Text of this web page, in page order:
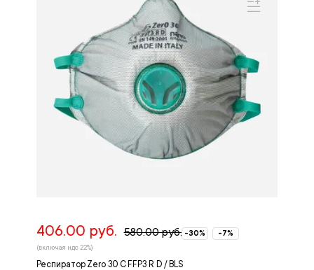
Респиратор Zero 30 C FFP3 R D / BLS
406.00 руб. 580.00 руб. -30% -7%
(включая ндс 22%)